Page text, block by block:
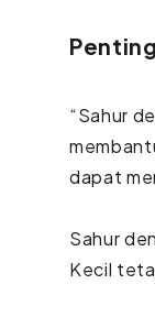
“Sahur
dapat
Sahur
Kecil